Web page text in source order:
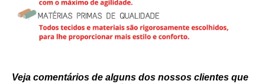
Veja comentários de alguns dos nossos clientes que